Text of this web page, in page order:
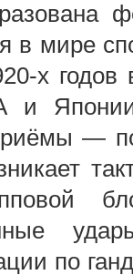
в мире
х
и
—
по